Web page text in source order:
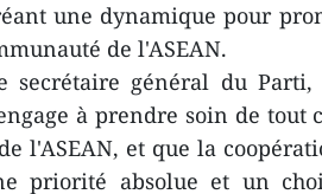
une dynamique pour
de l'ASEAN.
général du Parti,
à prendre soin de
l'ASEAN, et que la
priorité absolue et un